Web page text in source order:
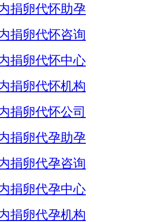
捐卵代怀助孕
捐卵代怀咨询
捐卵代怀中心
捐卵代怀机构
捐卵代怀公司
捐卵代孕助孕
捐卵代孕咨询
捐卵代孕中心
捐卵代孕机构